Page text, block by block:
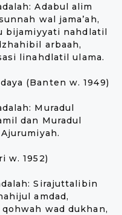
Adabul alim
wal jama’ah,
bijamiyyati nahdlatil
arbaah,
linahdlatil ulama.
(Banten w. 1949)
Muradul
dan Muradul
w. 1952)
Sirajuttalibin
amdad,
wad dukhan,